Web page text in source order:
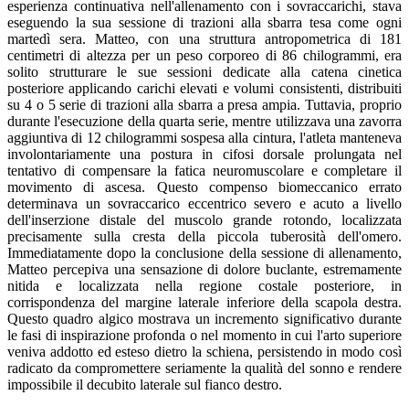
esperienza continuativa nell'allenamento con i sovraccarichi, stava
eseguendo la sua sessione di trazioni alla sbarra tesa come ogni
martedì sera. Matteo, con una struttura antropometrica di 181
centimetri di altezza per un peso corporeo di 86 chilogrammi, era
solito strutturare le sue sessioni dedicate alla catena cinetica
posteriore applicando carichi elevati e volumi consistenti, distribuiti
su 4 o 5 serie di trazioni alla sbarra a presa ampia. Tuttavia, proprio
durante l'esecuzione della quarta serie, mentre utilizzava una zavorra
aggiuntiva di 12 chilogrammi sospesa alla cintura, l'atleta manteneva
involontariamente una postura in cifosi dorsale prolungata nel
tentativo di compensare la fatica neuromuscolare e completare il
movimento di ascesa. Questo compenso biomeccanico errato
determinava un sovraccarico eccentrico severo e acuto a livello
dell'inserzione distale del muscolo grande rotondo, localizzata
precisamente sulla cresta della piccola tuberosità dell'omero.
Immediatamente dopo la conclusione della sessione di allenamento,
Matteo percepiva una sensazione di dolore buclante, estremamente
nitida e localizzata nella regione costale posteriore, in
corrispondenza del margine laterale inferiore della scapola destra.
Questo quadro algico mostrava un incremento significativo durante
le fasi di inspirazione profonda o nel momento in cui l'arto superiore
veniva addotto ed esteso dietro la schiena, persistendo in modo così
radicato da compromettere seriamente la qualità del sonno e rendere
impossibile il decubito laterale sul fianco destro.